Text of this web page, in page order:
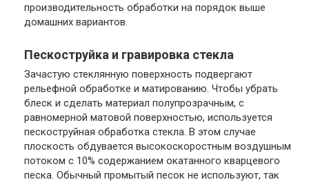
производительность обработки на порядок выше
домашних вариантов.
Пескоструйка и гравировка стекла
Зачастую стеклянную поверхность подвергают
рельефной обработке и матированию. Чтобы убрать
блеск и сделать материал полупрозрачным, с
равномерной матовой поверхностью, используется
пескоструйная обработка стекла. В этом случае
плоскость обдувается высокоскоростным воздушным
потоком с 10% содержанием окатанного кварцевого
песка. Обычный промытый песок не используют, так